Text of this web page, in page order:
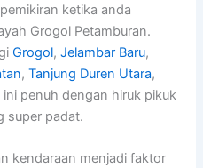
ketika anda
Grogol Petamburan.
Grogol,Jelambar Baru,
,Tanjung Duren Utara,
ini penuh dengan hiruk pikuk
super padat.
kendaraan menjadi faktor